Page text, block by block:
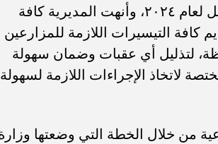
توريد محصول القمح، يوم الإثنين، الموافق 15من شهر أبريل لعام ٢٠٢٤، وأنهت المديرية كافة
التيسيرات اللازمة للمزارعين
لتذليل أي عقبات وضمان سهولة
لاتخاذ الإجراءات اللازمة لسهولة
من خلال الخطة التي وضعتها